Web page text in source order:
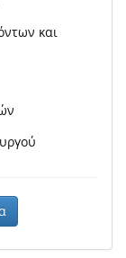
και